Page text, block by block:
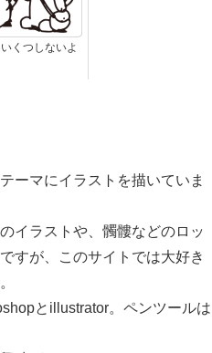
くつしないよ
ーマにイラストを描いていま
イラストや、髑髏などのロッ
すが、このサイトでは大好き
とillustrator。ペンツールは